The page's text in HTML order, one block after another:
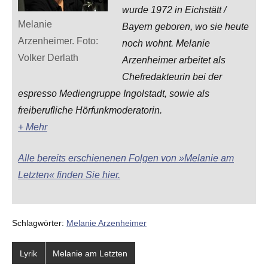
Melanie
Arzenheimer. Foto:
Volker Derlath
wurde 1972 in Eichstätt /
Bayern geboren, wo sie heute
noch wohnt. Melanie
Arzenheimer arbeitet als
Chefredakteurin bei der
espresso Mediengruppe Ingolstadt, sowie als
freiberufliche Hörfunkmoderatorin.
+ Mehr
Alle bereits erschienenen Folgen von »Melanie am
Letzten« finden Sie hier.
Schlagwörter: Melanie Arzenheimer
Lyrik Melanie am Letzten